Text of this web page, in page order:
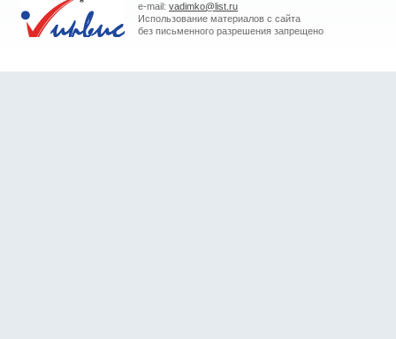
e-mail: vadimko@list.ru
Использование материалов с сайта
без письменного разрешения запрещено